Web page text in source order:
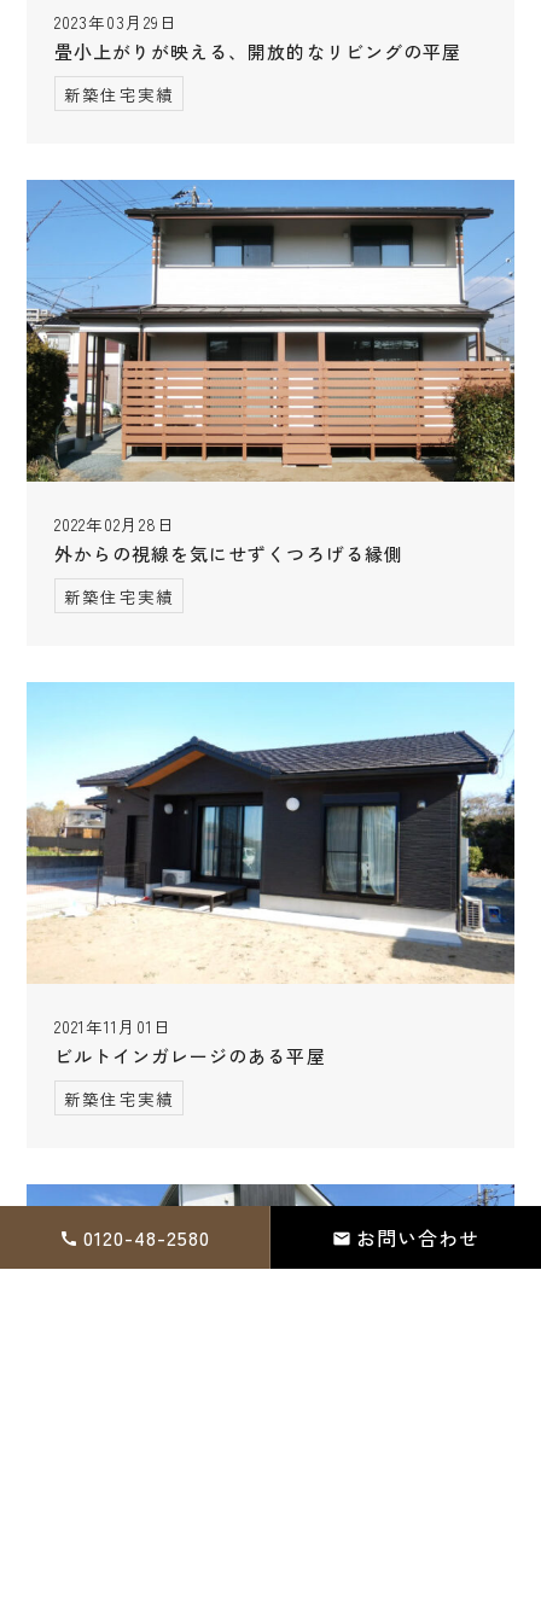
2023年03月29日
畳小上がりが映える、開放的なリビングの平屋
新築住宅実績
2022年02月28日
外からの視線を気にせずくつろげる縁側
新築住宅実績
2021年11月01日
ビルトインガレージのある平屋
新築住宅実績
0120-48-2580 お問い合わせ